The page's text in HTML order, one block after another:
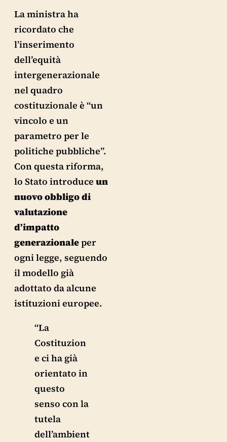
La ministra ha
ricordato che
l’inserimento
dell’equità
intergenerazionale
nel quadro
costituzionale è “un
vincolo e un
parametro per le
politiche pubbliche”.
Con questa riforma,
lo Stato introduce un
nuovo obbligo di
valutazione
d’impatto
generazionaleper
ogni legge, seguendo
il modello già
adottato da alcune
istituzioni europee.
“La
Costituzion
e ci ha già
orientato in
questo
senso con la
tutela
dell’ambient